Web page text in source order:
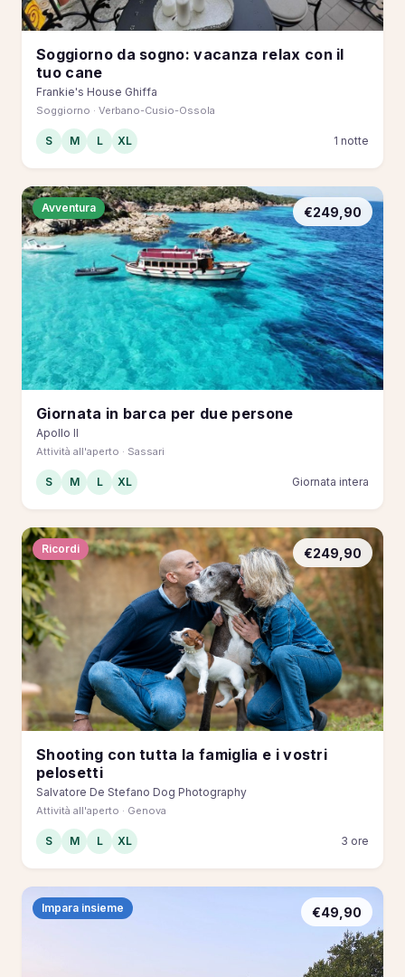
Soggiorno da sogno: vacanza relax con il
tuo cane
Frankie's House Ghiffa
Soggiorno · Verbano-Cusio-Ossola
S M L XL 1 notte
Avventura €249,90
Giornata in barca per due persone
Apollo II
Attività all'aperto · Sassari
S M L XL Giornata intera
Ricordi €249,90
Shooting con tutta la famiglia e i vostri
pelosetti
Salvatore De Stefano Dog Photography
Attività all'aperto · Genova
S M L XL 3 ore
Impara insieme €49,90